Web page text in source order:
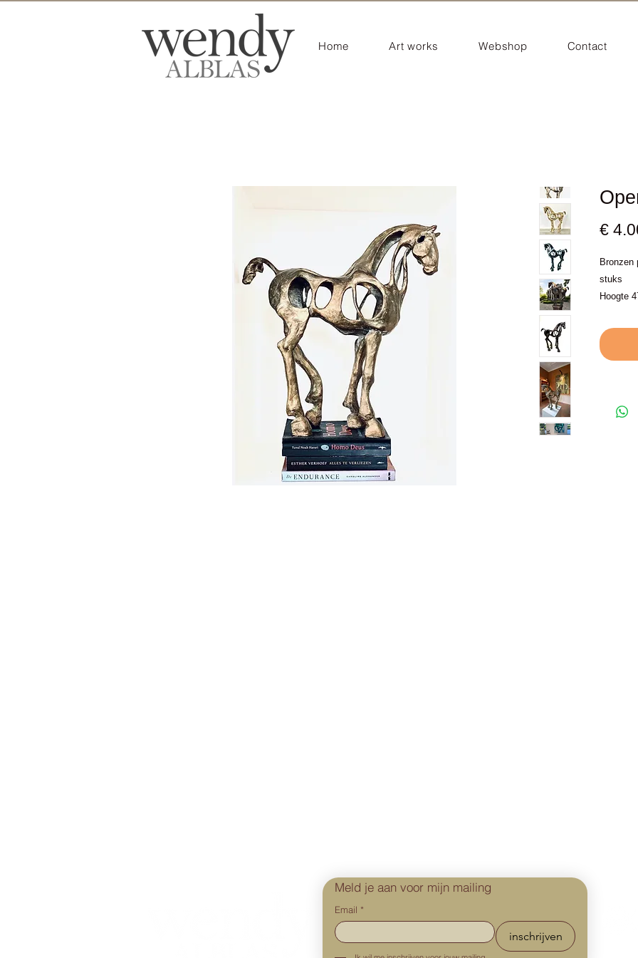
Home Art works Webshop Contact
€
Bronzen
stuks
Hoogte
Meld je aan voor mijn mailing
Email *
inschrijven